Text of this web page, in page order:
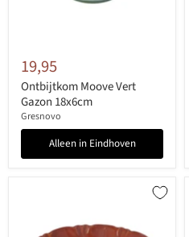
19,95
Ontbijtkom Moove Vert
Gazon 18x6cm
Gresnovo
Alleen in Eindhoven